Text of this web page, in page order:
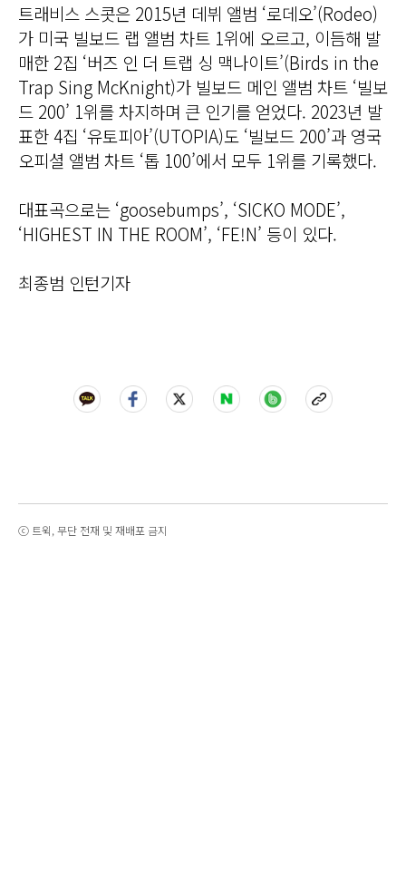
트래비스 스콧은 2015년 데뷔 앨범 ‘로데오’(Rodeo)
가 미국 빌보드 랩 앨범 차트 1위에 오르고, 이듬해 발
매한 2집 ‘버즈 인 더 트랩 싱 맥나이트’(Birds in the
Trap Sing McKnight)가 빌보드 메인 앨범 차트 ‘빌보
드 200’ 1위를 차지하며 큰 인기를 얻었다. 2023년 발
표한 4집 ‘유토피아’(UTOPIA)도 ‘빌보드 200’과 영국
오피셜 앨범 차트 ‘톱 100’에서 모두 1위를 기록했다.
대표곡으로는 ‘goosebumps’, ‘SICKO MODE’,
‘HIGHEST IN THE ROOM’, ‘FE!N’ 등이 있다.
최종범 인턴기자
ⓒ 트윅, 무단 전재 및 재배포 금지